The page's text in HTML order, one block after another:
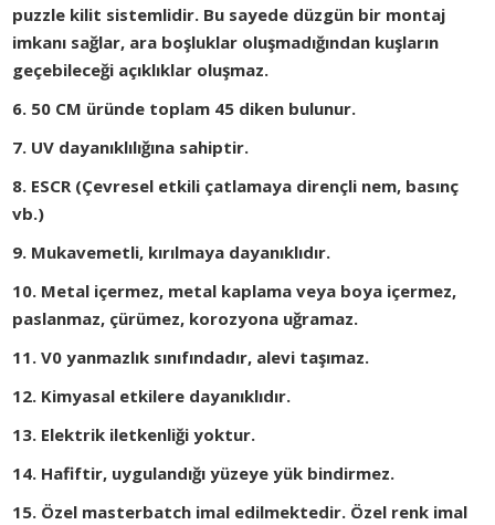
puzzle kilit sistemlidir. Bu sayede düzgün bir montaj
imkanı sağlar, ara boşluklar oluşmadığından kuşların
geçebileceği açıklıklar oluşmaz.
6. 50 CM üründe toplam 45 diken bulunur.
7. UV dayanıklılığına sahiptir.
8. ESCR (Çevresel etkili çatlamaya dirençli nem, basınç
vb.)
9. Mukavemetli, kırılmaya dayanıklıdır.
10. Metal içermez, metal kaplama veya boya içermez,
paslanmaz, çürümez, korozyona uğramaz.
11. V0 yanmazlık sınıfındadır, alevi taşımaz.
12. Kimyasal etkilere dayanıklıdır.
13. Elektrik iletkenliği yoktur.
14. Hafiftir, uygulandığı yüzeye yük bindirmez.
15. Özel masterbatch imal edilmektedir. Özel renk imal